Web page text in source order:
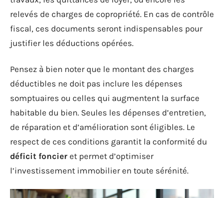
relevés de charges de copropriété. En cas de contrôle
fiscal, ces documents seront indispensables pour
justifier les déductions opérées.
Pensez à bien noter que le montant des charges
déductibles ne doit pas inclure les dépenses
somptuaires ou celles qui augmentent la surface
habitable du bien. Seules les dépenses d’entretien,
de réparation et d’amélioration sont éligibles. Le
respect de ces conditions garantit la conformité du
déficit foncier et permet d’optimiser
l’investissement immobilier en toute sérénité.